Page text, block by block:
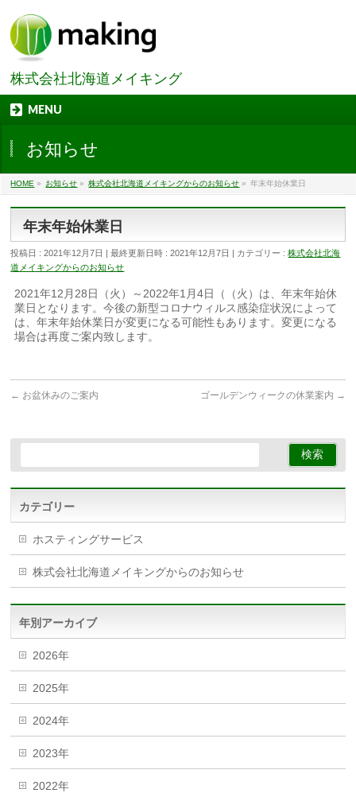
株式会社北海道メイキング
MENU
お知らせ
HOME » お知らせ » 株式会社北海道メイキングからのお知らせ » 年末年始休業日
年末年始休業日
投稿日 : 2021年12月7日 最終更新日時 : 2021年12月7日 カテゴリー :株式会社北海
道メイキングからのお知らせ
2021年12月28日（火）～2022年1月4日（（火）は、年末年始休
業日となります。今後の新型コロナウィルス感染症状況によって
は、年末年始休業日が変更になる可能性もあります。変更になる
場合は再度ご案内致します。
← お盆休みのご案内 ゴールデンウィークの休業案内 →
カテゴリー
ホスティングサービス
株式会社北海道メイキングからのお知らせ
年別アーカイブ
2026年
2025年
2024年
2023年
2022年